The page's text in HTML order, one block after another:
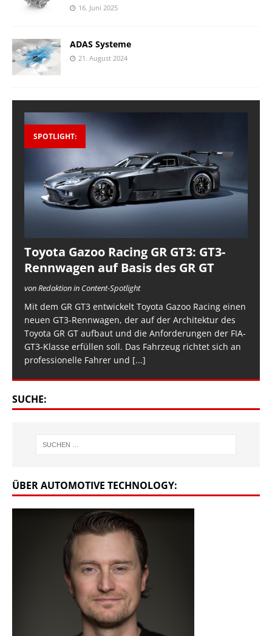
16. Juni 2025
ADAS Systeme
21. August 2024
SPOTLIGHT:
Toyota Gazoo Racing GR GT3: GT3-
Rennwagen auf Basis des GR GT
von Redaktion in Content-Spotlight
Mit dem GR GT3 entwickelt Toyota Gazoo Racing einen
neuen GT3-Rennwagen, der auf der Architektur des
Toyota GR GT aufbaut und die Anforderungen der FIA-
GT3-Klasse erfüllen soll. Das Fahrzeug richtet sich an
professionelle Fahrer und [...]
SUCHE:
ÜBER AUTOMOTIVE TECHNOLOGY: